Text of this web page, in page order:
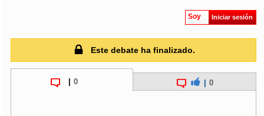
Soy Iniciar sesión
Este debate ha finalizado.
0 0